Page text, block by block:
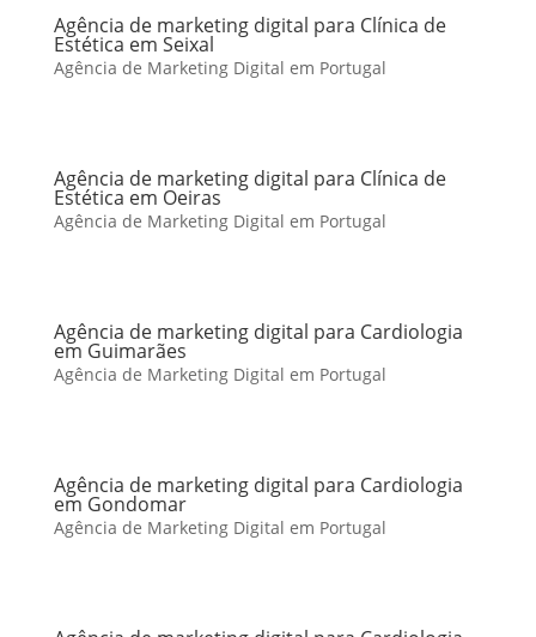
Agência de marketing digital para Clínica de
Estética em Seixal
Agência de Marketing Digital em Portugal
Agência de marketing digital para Clínica de
Estética em Oeiras
Agência de Marketing Digital em Portugal
Agência de marketing digital para Cardiologia
em Guimarães
Agência de Marketing Digital em Portugal
Agência de marketing digital para Cardiologia
em Gondomar
Agência de Marketing Digital em Portugal